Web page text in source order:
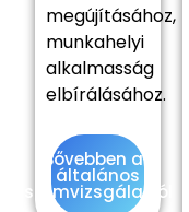
megújításához,
munkahelyi
alkalmasság
elbírálásához.
Bővebben az
általános
szemvizsgálatról